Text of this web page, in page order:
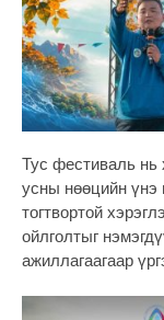
Тус фестиваль нь
усны нөөцийн үнэ
тогтвортой
ойлголтыг
ажиллагаагаар